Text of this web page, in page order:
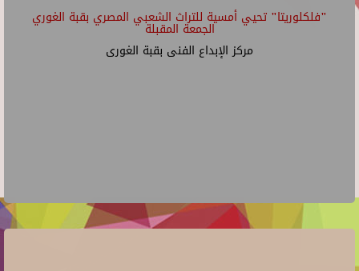
"فلكلوريتا" تحيي أمسية للتراث الشعبي المصري بقبة الغوري
الجمعة المقبلة
مركز الإبداع الفنى بقبة الغورى